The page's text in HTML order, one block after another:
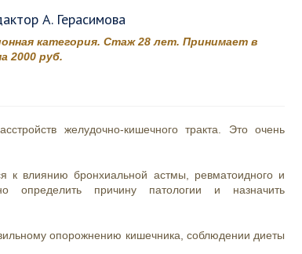
А. Герасимова
категория. Стаж 28 лет. Принимает в
2000 руб.
желудочно-кишечного тракта. Это очень
к влиянию бронхиальной астмы, ревматоидного и
определить причину патологии и назначить
опорожнению кишечника, соблюдении диеты